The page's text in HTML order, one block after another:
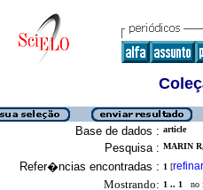
Base de dados : article
Pesquisa : MARIN
Refer�ncias encontradas : 1 [refinar
Mostrando: 1 .. 1 no